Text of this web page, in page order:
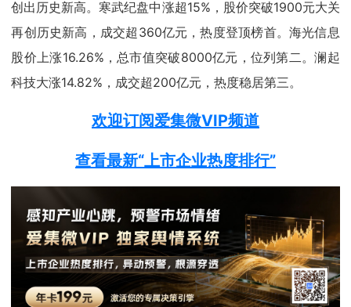
创出历史新高。寒武纪盘中涨超15%，股价突破1900元大关
再创历史新高，成交超360亿元，热度登顶榜首。海光信息
股价上涨16.26%，总市值突破8000亿元，位列第二。澜起
科技大涨14.82%，成交超200亿元，热度稳居第三。
欢迎订阅爱集微VIP频道
查看最新“上市企业热度排行”